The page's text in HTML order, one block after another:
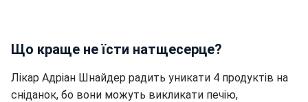
Що краще не їсти натщесерце?
Лікар Адріан Шнайдер радить уникати 4 продуктів на
сніданок, бо вони можуть викликати печію,